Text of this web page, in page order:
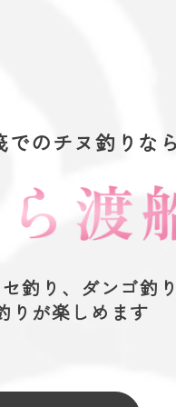
でのチヌ釣りな
釣り、ダンゴ釣
りが楽しめます